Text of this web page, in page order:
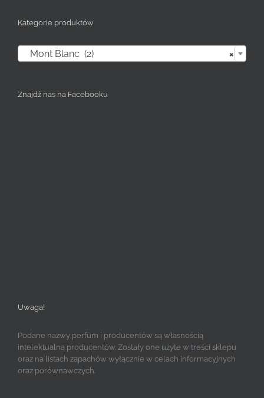
Kategorie produktów
×
Mont Blanc (2)
Znajdź nas na Facebooku
Uwaga!
Podane nazwy perfum i producentów są własnością
intelektualną producentów. Zostały one użyte w treści sklepu
oraz na listach zapachów wyłącznie w celach informacyjnych
oraz porównawczych.